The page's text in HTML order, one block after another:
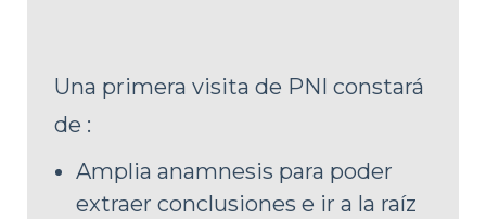
Una primera visita de PNI constará
de :
Amplia anamnesis para poder
extraer conclusiones e ir a la raíz